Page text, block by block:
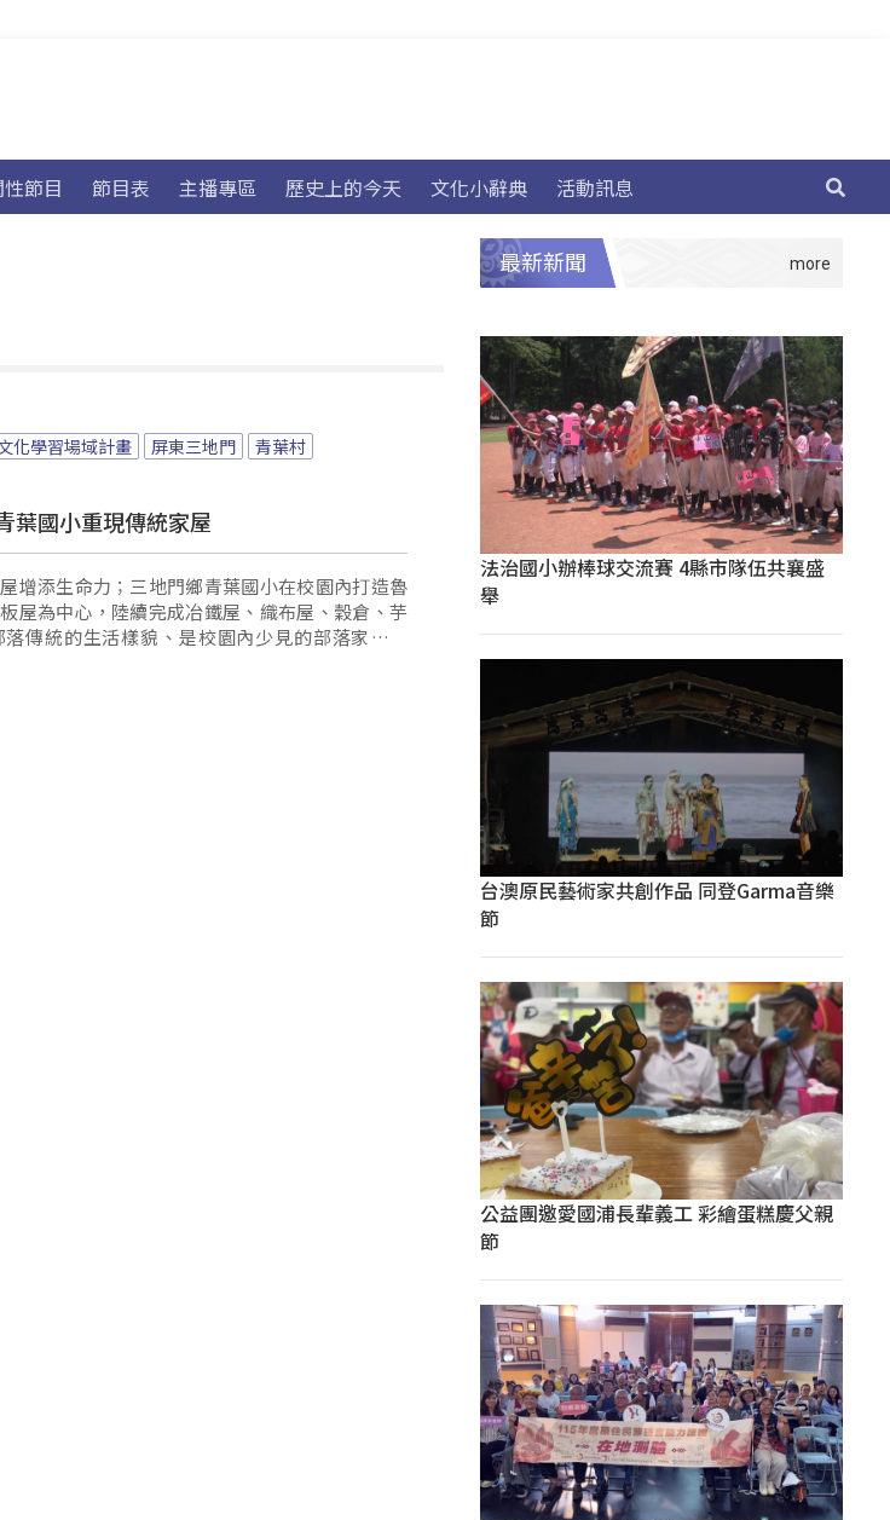
節目 節目表 主播專區 歷史上的今天 文化小辭典 活動訊息
化學習場域計畫 屏東三地門
青葉村
葉國小重現傳統家屋
增添生命力；三地門鄉青葉國小在校園內打造魯
屋為中心，陸續完成冶鐵屋、織布屋、穀倉、芋
傳統的生活樣貌、是校園內少見的部落家屋型
習環境。
最新新聞
法治國小辦棒球交流賽 4縣市隊伍共襄盛
舉
台澳原民藝術家共創作品 同登Garma音樂
節
公益團邀愛國浦長輩義工 彩繪蛋糕慶父親
節